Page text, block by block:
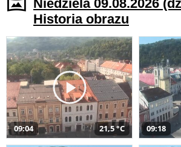
Niedziela 09.08.2026
Historia obrazu
09:04 21,5 °C 09:18